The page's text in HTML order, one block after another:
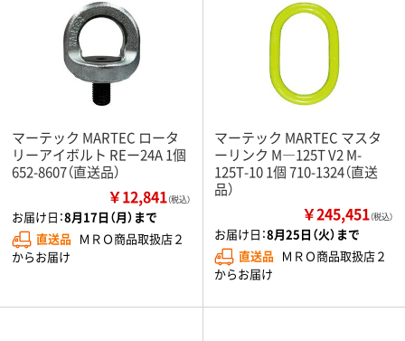
マーテック MARTEC ロータ
リーアイボルト REー24A 1個
652-8607（直送品）
￥12,841（税込）
お届け日：8月17日（月）まで
直送品 ＭＲＯ商品取扱店２
からお届け
マーテック MARTEC マスタ
ーリンク M―125T V2 M-
125T-10 1個 710-1324（直送
品）
￥245,451（税込）
お届け日：8月25日（火）まで
直送品 ＭＲＯ商品取扱店２
からお届け